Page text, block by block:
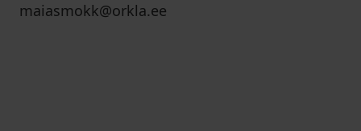
maiasmokk@orkla.ee